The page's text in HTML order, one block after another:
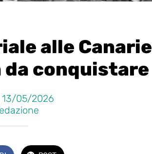
alle
conquistare
13/05/2026